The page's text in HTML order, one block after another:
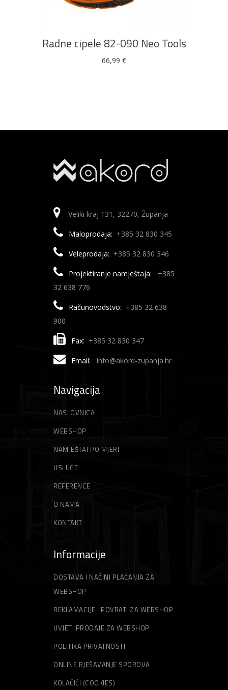
varijanti.
Radne cipele 82-090 Neo Tools
66,99 €
Veliki kraj 131, 32270, Županja
Maloprodaja: +385 32 830 345
Veleprodaja: +385 32 830 346
Projektiranje namještaja:
+385
32 638 776
Računovodstvo: +385 32 638
900
Fax: +385 32 830 347
Email: info@akord-zupanja.hr
Navigacija
NASLOVNICA
WEBSHOP
NAMJEŠTAJ PO MJERI
USLUGE
REFERENCE
O NAMA
KONTAKT
Informacije
DOSTAVA I NAČINI PLAĆANJA ZA
WEBSHOP
REKLAMACIJE I POVRATI ZA WEBSHOP
UVJETI PRODAJE ZA WEBSHOP
POLITIKA PRIVATNOSTI
ONLINE RJEŠAVANJE SPOROVA
KOLAČIĆI (COOKIES)